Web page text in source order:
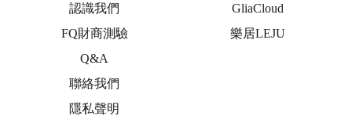
認識我們
FQ財商測驗
Q&A
聯絡我們
隱私聲明
GliaCloud
樂居LEJU